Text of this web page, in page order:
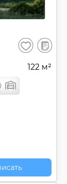
Сохранить
В
122 м²